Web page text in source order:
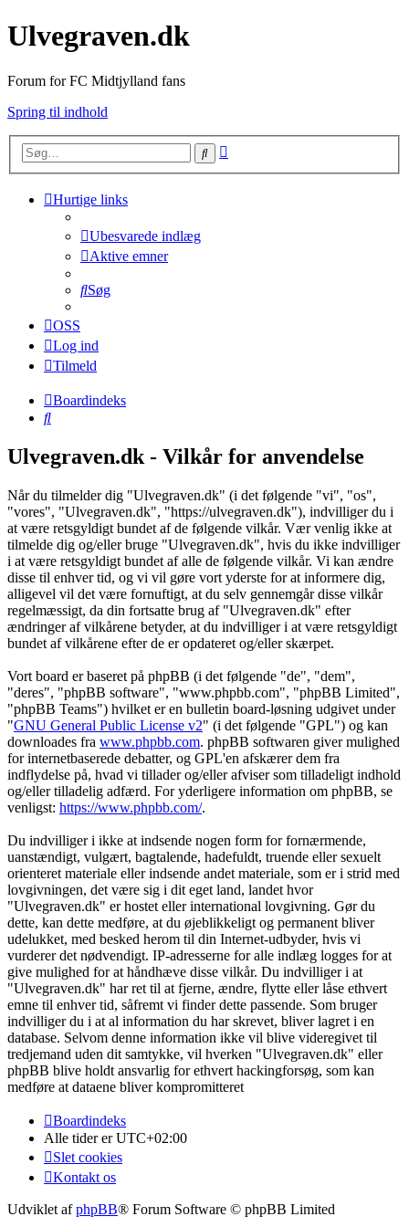
Ulvegraven.dk
Forum for FC Midtjylland fans
Spring til indhold
Søg
Hurtige links
Ubesvarede indlæg
Aktive emner
Søg
OSS
Log ind
Tilmeld
Boardindeks
Søg
Ulvegraven.dk - Vilkår for anvendelse
Når du tilmelder dig "Ulvegraven.dk" (i det følgende "vi", "os",
"vores", "Ulvegraven.dk", "https://ulvegraven.dk"), indvilliger du i
at være retsgyldigt bundet af de følgende vilkår. Vær venlig ikke at
tilmelde dig og/eller bruge "Ulvegraven.dk", hvis du ikke indvilliger
i at være retsgyldigt bundet af alle de følgende vilkår. Vi kan ændre
disse til enhver tid, og vi vil gøre vort yderste for at informere dig,
alligevel vil det være fornuftigt, at du selv gennemgår disse vilkår
regelmæssigt, da din fortsatte brug af "Ulvegraven.dk" efter
ændringer af vilkårene betyder, at du indvilliger i at være retsgyldigt
bundet af vilkårene efter de er opdateret og/eller skærpet.
Vort board er baseret på phpBB (i det følgende "de", "dem",
"deres", "phpBB software", "www.phpbb.com", "phpBB Limited",
"phpBB Teams") hvilket er en bulletin board-løsning udgivet under
"GNU General Public License v2" (i det følgende "GPL") og kan
downloades fra www.phpbb.com. phpBB softwaren giver mulighed
for internetbaserede debatter, og GPL'en afskærer dem fra
indflydelse på, hvad vi tillader og/eller afviser som tilladeligt indhold
og/eller tilladelig adfærd. For yderligere information om phpBB, se
venligst: https://www.phpbb.com/.
Du indvilliger i ikke at indsende nogen form for fornærmende,
uanstændigt, vulgært, bagtalende, hadefuldt, truende eller sexuelt
orienteret materiale eller indsende andet materiale, som er i strid med
lovgivningen, det være sig i dit eget land, landet hvor
"Ulvegraven.dk" er hostet eller international lovgivning. Gør du
dette, kan dette medføre, at du øjeblikkeligt og permanent bliver
udelukket, med besked herom til din Internet-udbyder, hvis vi
vurderer det nødvendigt. IP-adresserne for alle indlæg logges for at
give mulighed for at håndhæve disse vilkår. Du indvilliger i at
"Ulvegraven.dk" har ret til at fjerne, ændre, flytte eller låse ethvert
emne til enhver tid, såfremt vi finder dette passende. Som bruger
indvilliger du i at al information du har skrevet, bliver lagret i en
database. Selvom denne information ikke vil blive videregivet til
tredjemand uden dit samtykke, vil hverken "Ulvegraven.dk" eller
phpBB blive holdt ansvarlig for ethvert hackingforsøg, som kan
medføre at dataene bliver kompromitteret
Boardindeks
Alle tider erUTC+02:00
Slet cookies
Kontakt os
Udviklet afphpBB® Forum Software © phpBB Limited